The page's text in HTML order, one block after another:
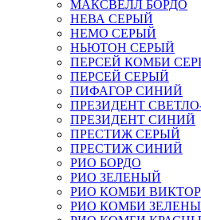
МАКСВЕЛЛ БОРДО
НЕВА СЕРЫЙ
НЕМО СЕРЫЙ
НЬЮТОН СЕРЫЙ
ПЕРСЕЙ КОМБИ
ПЕРСЕЙ СЕРЫЙ
ПИФАГОР СИНИЙ
ПРЕЗИДЕНТ
ПРЕЗИДЕНТ СИНИЙ
ПРЕСТИЖ СЕРЫЙ
ПРЕСТИЖ СИНИЙ
РИО БОРДО
РИО ЗЕЛЕНЫЙ
РИО КОМБИ
РИО КОМБИ